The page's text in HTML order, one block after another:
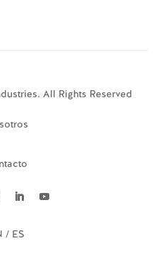
All Rights Reserved
/ ES